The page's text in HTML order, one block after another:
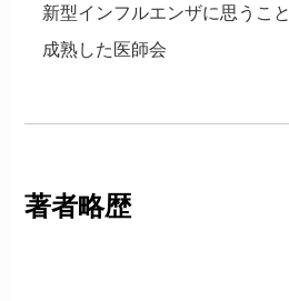
新型インフルエンザに思うこと
成熟した医師会
著者略歴